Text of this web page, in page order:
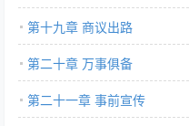
第十九章 商议出路
第二十章 万事俱备
第二十一章 事前宣传